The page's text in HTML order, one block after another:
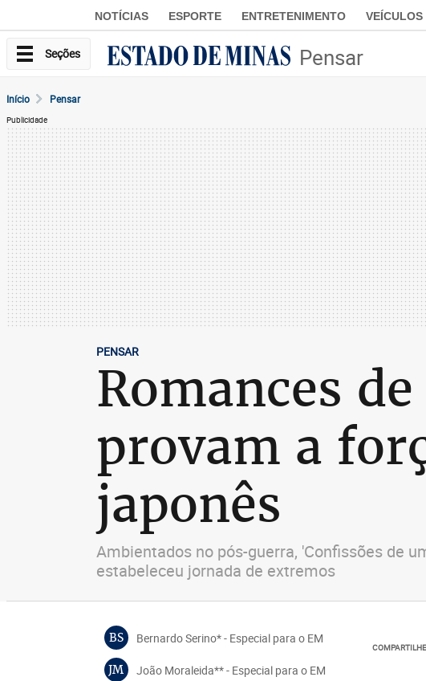
NOTÍCIAS ESPORTE ENTRETENIMENTO VEÍCULOS
Seções Pensar
Início Pensar
Publicidade
PENSAR
Romances
provam a
japonês
Ambientados no pós-guerra, 'Confissões de
estabeleceu jornada de extremos
BS Bernardo Serino* - Especial para o EM
JM João Moraleida** - Especial para o EM
COMPARTILHE